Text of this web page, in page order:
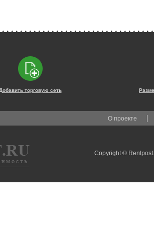
торговую сеть
О проекте
Copyright ©